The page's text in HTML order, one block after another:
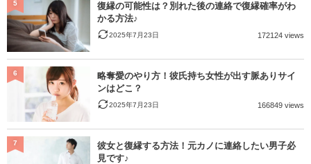
復縁の可能性は？別れた後の連絡で復縁確率がわ
かる方法♪
2025年7月23日 172124 views
5
略奪愛のやり方！彼氏持ち女性が出す脈ありサイ
ンはどこ？
2025年7月23日 166849 views
6
彼女と復縁する方法！元カノに連絡したい男子必
見です♪
7